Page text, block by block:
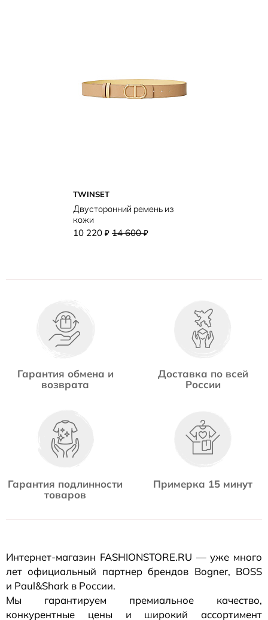
TWINSET
Двусторонний ремень из
кожи
10 220 ₽ 14 600₽
Гарантия обмена и
возврата
Доставка по всей
России
Гарантия подлинности
товаров
Примерка 15 минут
Интернет-магазин FASHIONSTORE.RU — уже много
лет официальный партнер брендов Bogner, BOSS
и Paul&Shark в России.
Мы гарантируем премиальное качество,
конкурентные цены и широкий ассортимент